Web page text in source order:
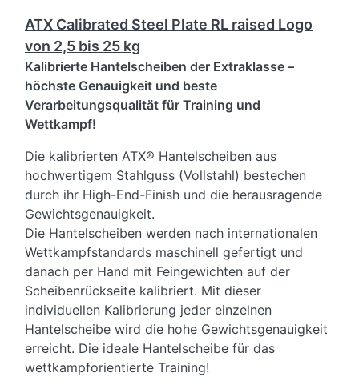
ATX Calibrated Steel Plate RL raised Logo
von 2,5 bis 25 kg
Kalibrierte Hantelscheiben der Extraklasse –
höchste Genauigkeit und beste
Verarbeitungsqualität für Training und
Wettkampf!
Die kalibrierten ATX® Hantelscheiben aus
hochwertigem Stahlguss (Vollstahl) bestechen
durch ihr High-End-Finish und die herausragende
Gewichtsgenauigkeit.
Die Hantelscheiben werden nach internationalen
Wettkampfstandards maschinell gefertigt und
danach per Hand mit Feingewichten auf der
Scheibenrückseite kalibriert. Mit dieser
individuellen Kalibrierung jeder einzelnen
Hantelscheibe wird die hohe Gewichtsgenauigkeit
erreicht. Die ideale Hantelscheibe für das
wettkampforientierte Training!